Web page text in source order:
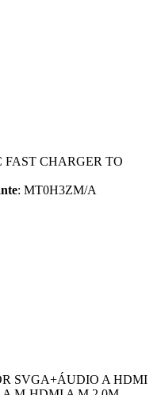
FAST CHARGER TO
: MT0H3ZM/A
SVGA+ÁUDIO A HDMI